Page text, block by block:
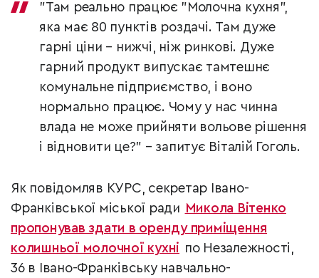
"Там реально працює "Молочна кухня",
яка має 80 пунктів роздачі. Там дуже
гарні ціни – нижчі, ніж ринкові. Дуже
гарний продукт випускає тамтешнє
комунальне підприємство, і воно
нормально працює. Чому у нас чинна
влада не може прийняти вольове рішення
і відновити це?" – запитує Віталій Гоголь.
Як повідомляв КУРС, секретар Івано-
Франківської міської ради Микола Вітенко
пропонував здати в оренду приміщення
колишньої молочної кухні по Незалежності,
36 в Івано-Франківську навчально-